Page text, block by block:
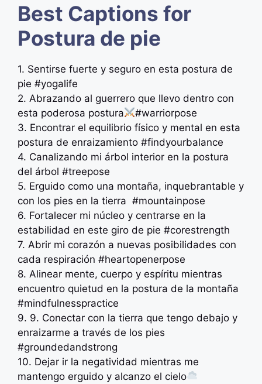
Best Captions for
Postura de pie
1. Sentirse fuerte y seguro en esta postura de
pie #yogalife
2. Abrazando al guerrero que llevo dentro con
esta poderosa postura
#warriorpose
3. Encontrar el equilibrio físico y mental en esta
postura de enraizamiento #findyourbalance
4. Canalizando mi árbol interior en la postura
del árbol #treepose
5. Erguido como una montaña, inquebrantable y
con los pies en la tierra ️ #mountainpose
6. Fortalecer mi núcleo y centrarse en la
estabilidad en este giro de pie #corestrength
7. Abrir mi corazón a nuevas posibilidades con
cada respiración #heartopenerpose
8. Alinear mente, cuerpo y espíritu mientras
encuentro quietud en la postura de la montaña
️#mindfulnesspractice
9. 9. Conectar con la tierra que tengo debajo y
enraizarme a través de los pies
#groundedandstrong
10. Dejar ir la negatividad mientras me
mantengo erguido y alcanzo el cielo